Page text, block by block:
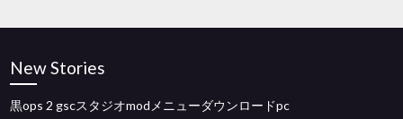
New Stories
黒ops 2 gscスタジオmodメニューダウンロードpc